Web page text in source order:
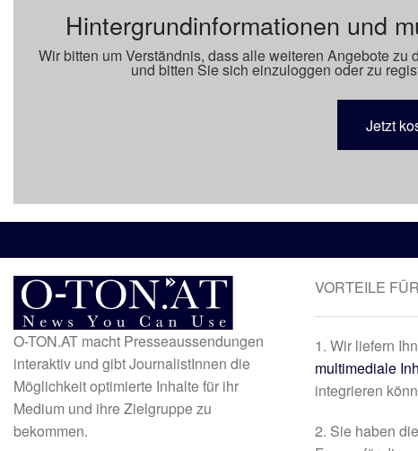
Hintergrundinformationen und
Wir bitten um Verständnis, dass alle weiteren Angebote
und bitten Sie sich einzuloggen oder zu
Jetzt
O-TON.AT macht Presseaussendungen
interaktiv und gibt JournalistInnen die
Möglichkeit optimierte Inhalte für ihr
Medium und ihre Zielgruppe zu
bekommen.
VORTEILE FÜR
1. Wir liefern
multimediale
integrieren
2. Sie haben